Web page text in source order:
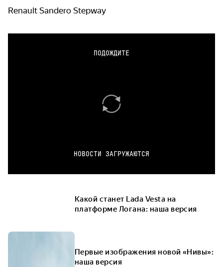
Renault Sandero Stepway
ПОДОЖДИТЕ
НОВОСТИ ЗАГРУЖАЮТСЯ
Какой станет Lada Vesta на
платформе Логана: наша версия
Первые изображения новой «Нивы»:
наша версия